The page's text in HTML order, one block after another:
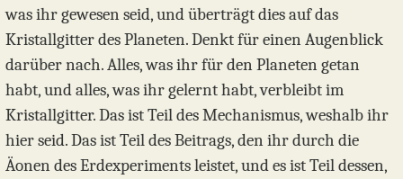
was ihr gewesen seid, und überträgt dies auf das
Kristallgitter des Planeten. Denkt für einen Augenblick
darüber nach. Alles, was ihr für den Planeten getan
habt, und alles, was ihr gelernt habt, verbleibt im
Kristallgitter. Das ist Teil des Mechanismus, weshalb ihr
hier seid. Das ist Teil des Beitrags, den ihr durch die
Äonen des Erdexperiments leistet, und es ist Teil dessen,